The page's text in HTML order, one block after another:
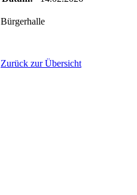
Bürgerhalle
Zurück zur Übersicht